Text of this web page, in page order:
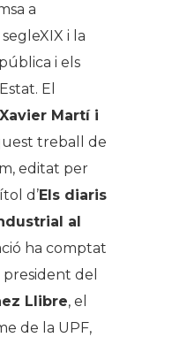
a
i la
i els
El
Xavier Martí i
treball de
editat per
d’Els diaris
al
ha comptat
del
Llibre, el
de la UPF,